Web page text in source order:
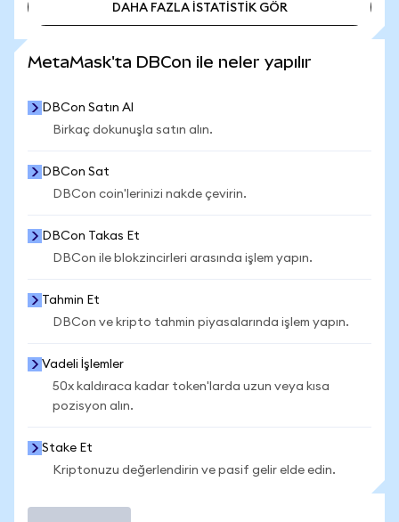
DAHA FAZLA İSTATİSTİK GÖR
MetaMask'ta DBCon ile neler yapılır
DBCon Satın Al
Birkaç dokunuşla satın alın.
DBCon Sat
DBCon coin'lerinizi nakde çevirin.
DBCon Takas Et
DBCon ile blokzincirleri arasında işlem yapın.
Tahmin Et
DBCon ve kripto tahmin piyasalarında işlem yapın.
Vadeli İşlemler
50x kaldıraca kadar token'larda uzun veya kısa
pozisyon alın.
Stake Et
Kriptonuzu değerlendirin ve pasif gelir elde edin.